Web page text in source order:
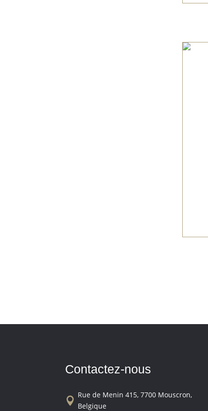
Contactez-nous

Rue de Menin 415, 7700 Mouscron,
Belgique